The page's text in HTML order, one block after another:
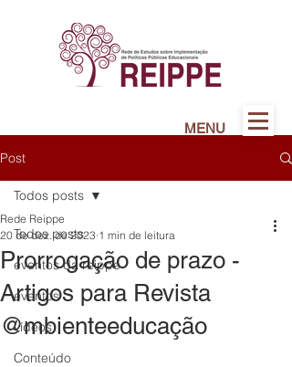
MENU
Post
Todos posts
eventos da reippe
eventos
vídeos
Conteúdo
Todos posts
Prorrogação de prazo -
Artigos para Revista
@mbienteeducação
Rede Reippe
20 de dez. de 2023 1 min de leitura